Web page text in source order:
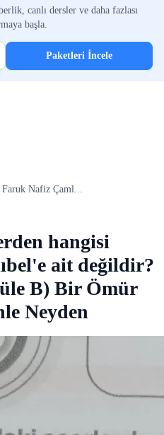
canlı dersler ve daha fazlası
başla.
Paketleri İncele
Nafiz Çaml...
hangisi
ait değildir?
B) Bir Ömür
Neyden